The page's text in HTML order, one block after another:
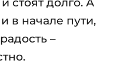
в начале пути,
–